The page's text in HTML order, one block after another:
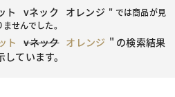
ト vネック オレンジ " では商品が見
せんでした。
ト vネック オレンジ " の検索結果
しています。